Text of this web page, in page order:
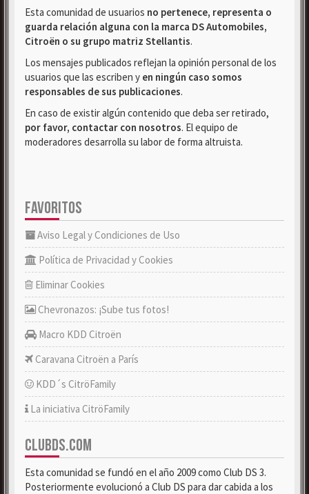
Esta comunidad de usuarios no pertenece, representa o
guarda relación alguna con la marca DS Automobiles,
Citroën o su grupo matriz Stellantis.
Los mensajes publicados reflejan la opinión personal de los
usuarios que las escriben y en ningún caso somos
responsables de sus publicaciones.
En caso de existir algún contenido que deba ser retirado,
por favor, contactar con nosotros. El equipo de
moderadores desarrolla su labor de forma altruista.
FAVORITOS
Aviso Legal y Condiciones de Uso
Política de Privacidad y Cookies
Eliminar Cookies
Chevronazos: ¡Sube tus fotos!
Macro KDD Citroën
Caravana Citroën a París
KDD´s CitröFamily
La iniciativa CitröFamily
CLUBDS.COM
Esta comunidad se fundó en el año 2009 como Club DS 3.
Posteriormente evolucionó a Club DS para dar cabida a los